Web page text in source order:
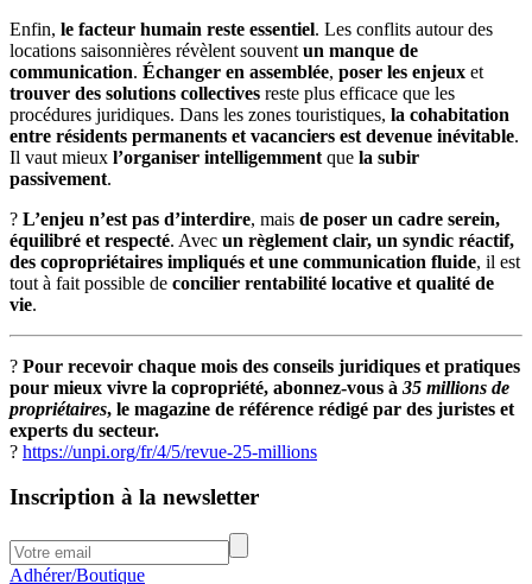
Enfin, le facteur humain reste essentiel. Les conflits autour des
locations saisonnières révèlent souvent un manque de
communication. Échanger en assemblée, poser les enjeux et
trouver des solutions collectives reste plus efficace que les
procédures juridiques. Dans les zones touristiques, la cohabitation
entre résidents permanents et vacanciers est devenue inévitable.
Il vaut mieux l’organiser intelligemment que la subir
passivement.
? L’enjeu n’est pas d’interdire, mais de poser un cadre serein,
équilibré et respecté. Avec un règlement clair, un syndic réactif,
des copropriétaires impliqués et une communication fluide, il est
tout à fait possible de concilier rentabilité locative et qualité de
vie.
? Pour recevoir chaque mois des conseils juridiques et pratiques
pour mieux vivre la copropriété, abonnez-vous à 35 millions de
propriétaires, le magazine de référence rédigé par des juristes et
experts du secteur.
? https://unpi.org/fr/4/5/revue-25-millions
Inscription à la newsletter
Adhérer/Boutique